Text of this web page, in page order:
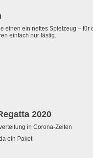
einen ein nettes Spielzeug – für
einfach nur lästig.
2020
in Corona-Zeiten
ein Paket